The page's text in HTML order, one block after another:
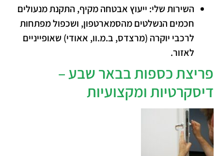
השירות שלי: ייעוץ אבטחה מקיף, התקנת מנעולים
חכמים הנשלטים מהסמארטפון, ושכפול מפתחות
לרכבי יוקרה (מרצדס, ב.מ.וו, אאודי) שאופייניים
לאזור.
​פריצת כספות בבאר שבע –
דיסקרטיות ומקצועיות